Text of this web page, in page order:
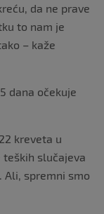
da ne prave
to nam je
– kaže
dana očekuje
kreveta u
slučajeva
spremni smo